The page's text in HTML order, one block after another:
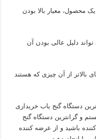
محصول، معیار بالا بودن
دلیل عالی بودن آن
بالاتر از آن چیزی که هستند
دستگاه گنج یاب خریداری
و گرانترین دستگاه گنج
باشید و از عرضه کننده